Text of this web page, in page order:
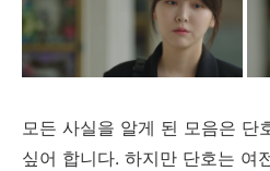
모든 사실을 알게 된 모음은 단
싶어 합니다. 하지만 단호는 여